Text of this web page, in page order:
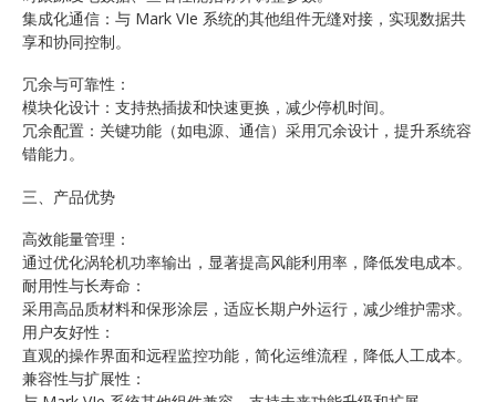
集成化通信：与 Mark VIe 系统的其他组件无缝对接，实现数据共
享和协同控制。
冗余与可靠性：
模块化设计：支持热插拔和快速更换，减少停机时间。
冗余配置：关键功能（如电源、通信）采用冗余设计，提升系统容
错能力。
三、产品优势
高效能量管理：
通过优化涡轮机功率输出，显著提高风能利用率，降低发电成本。
耐用性与长寿命：
采用高品质材料和保形涂层，适应长期户外运行，减少维护需求。
用户友好性：
直观的操作界面和远程监控功能，简化运维流程，降低人工成本。
兼容性与扩展性：